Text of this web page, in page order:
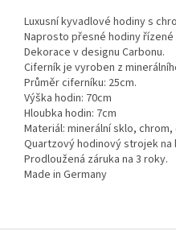
Luxusní kyvadlové hodiny s
Naprosto přesné hodiny řízené
Dekorace v designu Carbonu.
Ciferník je vyroben z
Průměr ciferníku: 25cm.
Výška hodin: 70cm
Hloubka hodin: 7cm
Materiál: minerální sklo,
Quartzový hodinový strojek na
Prodloužená záruka na 3 roky.
Made in Germany